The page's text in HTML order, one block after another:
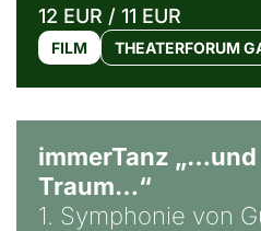
12 EUR / 11 EUR
FILM THEATERFORUM
immerTanz „…und
Traum…“
1. Symphonie von